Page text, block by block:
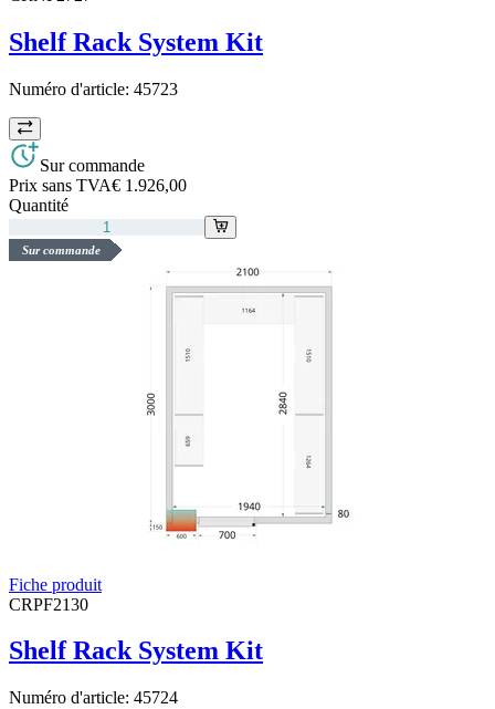
Shelf Rack System Kit
Numéro d'article: 45723
Sur commande
Prix sans TVA€ 1.926,00
Quantité
Sur commande
Fiche produit
CRPF2130
Shelf Rack System Kit
Numéro d'article: 45724